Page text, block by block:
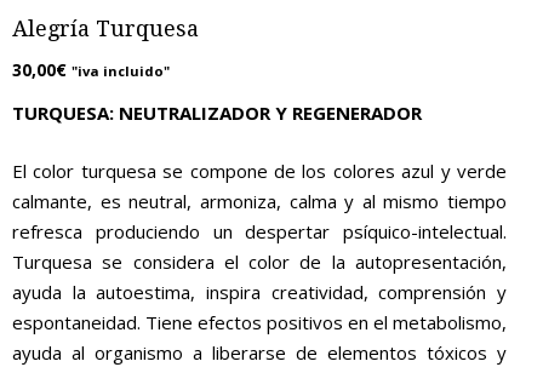
Alegría Turquesa
30,00€ "iva incluido"
TURQUESA: NEUTRALIZADOR Y REGENERADOR
El color turquesa se compone de los colores azul y verde
calmante, es neutral, armoniza, calma y al mismo tiempo
refresca produciendo un despertar psíquico-intelectual.
Turquesa se considera el color de la autopresentación,
ayuda la autoestima, inspira creatividad, comprensión y
espontaneidad. Tiene efectos positivos en el metabolismo,
ayuda al organismo a liberarse de elementos tóxicos y